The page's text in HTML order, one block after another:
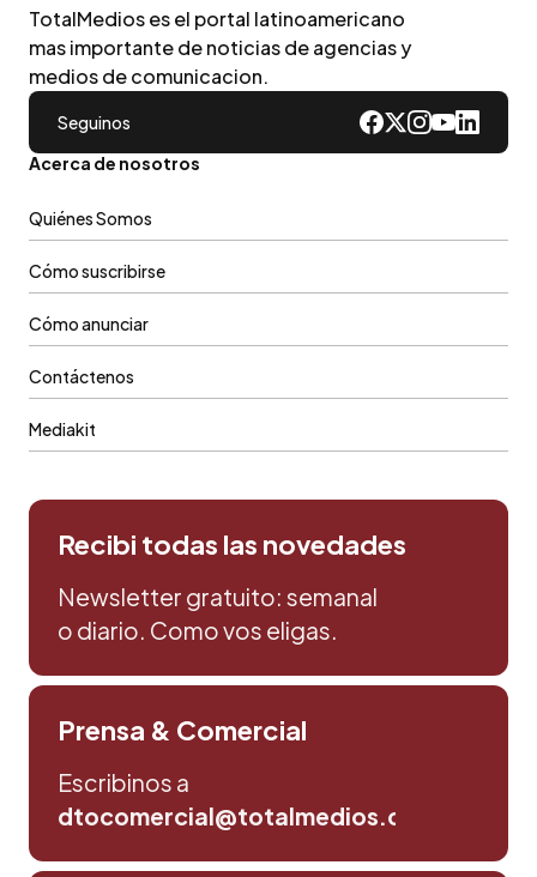
TotalMedios es el portal latinoamericano
mas importante de noticias de agencias y
medios de comunicacion.
Seguinos
Acerca de nosotros
Quiénes Somos
Cómo suscribirse
Cómo anunciar
Contáctenos
Mediakit
Recibi todas las novedades
Newsletter gratuito: semanal
o diario. Como vos eligas.
Prensa & Comercial
Escribinos a
dtocomercial@totalmedios.com